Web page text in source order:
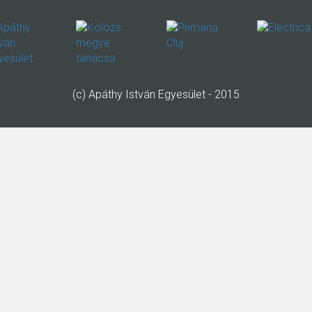
(c) Apáthy István Egyesület - 2015